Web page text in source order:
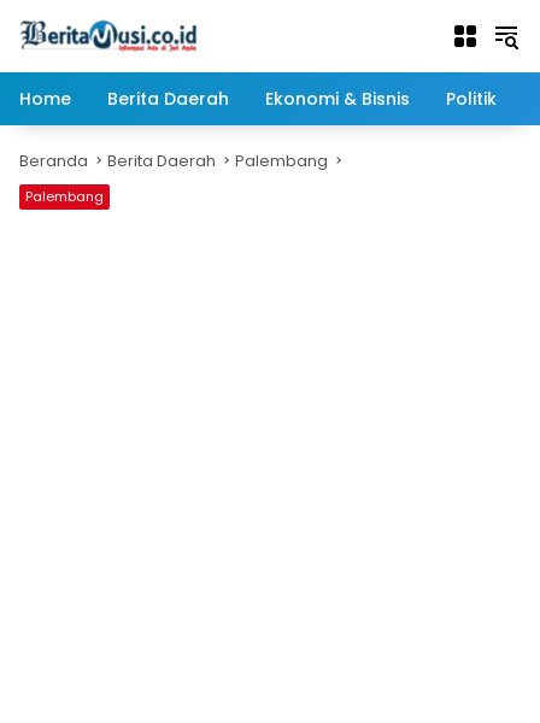
Home
Berita Daerah Ekonomi & Bisnis Politik
Beranda Berita Daerah Palembang
Palembang